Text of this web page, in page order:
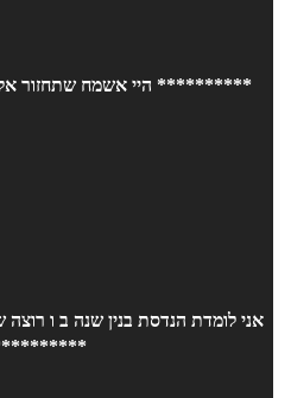
היי אשמח שתחזור אליי צריך שיעורים פרטיים להכנה **********
אני לומדת הנדסת בנין שנה ב ו
אפשר ליצר קישא איתי איאם